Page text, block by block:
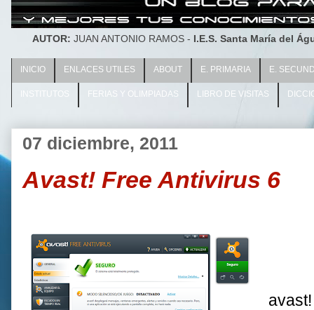
AUTOR: JUAN ANTONIO RAMOS - I.E.S. Santa María del
INICIO ENLACES UTILES ABOUT E. PRIMARIA E.
INSTITUTOS FERIAS Y OLIMPIADAS LIBRO DE VISITAS
07 diciembre, 2011
Avast! Free Antivirus 6